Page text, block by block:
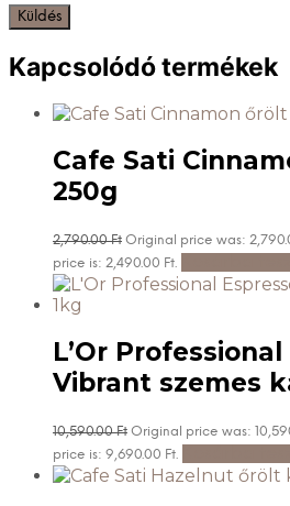
Kapcsolódó termékek
Cafe Sati
250g
2,790.00Ft Original price was:
price is: 2,490.00 Ft.
L’Or
Vibrant szemes
10,590.00Ft Original price was:
price is: 9,690.00 Ft.